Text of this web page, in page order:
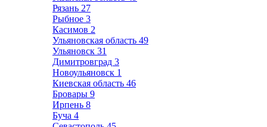
Рязань 27
Рыбное 3
Касимов 2
Ульяновская область 49
Ульяновск 31
Димитровград 3
Новоульяновск 1
Киевская область 46
Бровары 9
Ирпень 8
Буча 4